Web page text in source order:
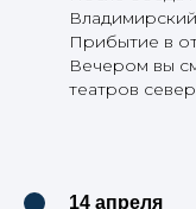
Прибытие в
Вечером вы
театров
14 апреля